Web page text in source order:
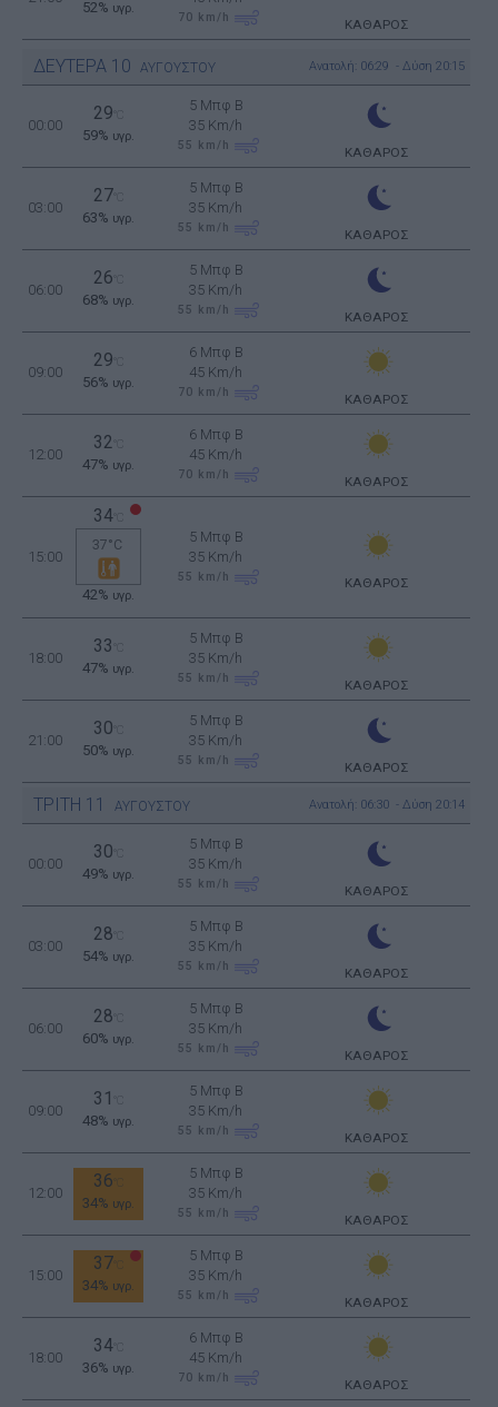
52% υγρ.
70 km/h ΚΑΘΑΡΟΣ
ΔΕΥΤΕΡΑ 10 ΑΥΓΟΥΣΤΟΥ Ανατολή: 06:29 - Δύση 20:15
00:00
29
59% υγρ.
5 Μπφ B
35 Km/h
55 km/h ΚΑΘΑΡΟΣ
03:00
27
63% υγρ.
5 Μπφ B
35 Km/h
55 km/h ΚΑΘΑΡΟΣ
06:00
26
68% υγρ.
5 Μπφ B
35 Km/h
55 km/h ΚΑΘΑΡΟΣ
09:00
29
56% υγρ.
6 Μπφ B
45 Km/h
70 km/h ΚΑΘΑΡΟΣ
12:00
32
47% υγρ.
6 Μπφ B
45 Km/h
70 km/h ΚΑΘΑΡΟΣ
15:00
34°C
37°C
42% υγρ.
5 Μπφ B
35 Km/h
55 km/h ΚΑΘΑΡΟΣ
18:00
33
47% υγρ.
5 Μπφ B
35 Km/h
55 km/h ΚΑΘΑΡΟΣ
21:00
30
50% υγρ.
5 Μπφ B
35 Km/h
55 km/h ΚΑΘΑΡΟΣ
ΤΡΙΤΗ 11 ΑΥΓΟΥΣΤΟΥ Ανατολή: 06:30 - Δύση 20:14
00:00
30
49% υγρ.
5 Μπφ B
35 Km/h
55 km/h ΚΑΘΑΡΟΣ
03:00
28
54% υγρ.
5 Μπφ B
35 Km/h
55 km/h ΚΑΘΑΡΟΣ
06:00
28
60% υγρ.
5 Μπφ B
35 Km/h
55 km/h ΚΑΘΑΡΟΣ
09:00
31
48% υγρ.
5 Μπφ B
35 Km/h
55 km/h ΚΑΘΑΡΟΣ
12:00
36
34% υγρ.
5 Μπφ B
35 Km/h
55 km/h ΚΑΘΑΡΟΣ
15:00
37
34% υγρ.
5 Μπφ B
35 Km/h
55 km/h ΚΑΘΑΡΟΣ
18:00
34°C
36% υγρ.
6 Μπφ B
45 Km/h
70 km/h ΚΑΘΑΡΟΣ